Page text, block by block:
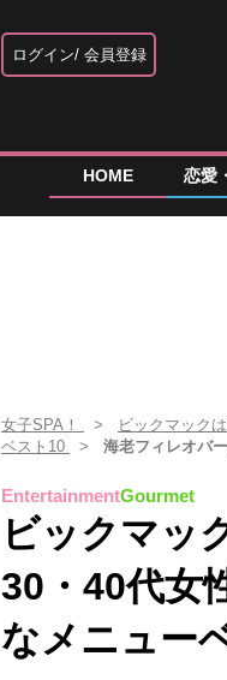
ログイン 会員登録
HOME 恋愛
女子SPA！
ビックマック
ベスト10
海老フィレオバ
EntertainmentGourmet
ビックマッ
30・40代女
なメニュー